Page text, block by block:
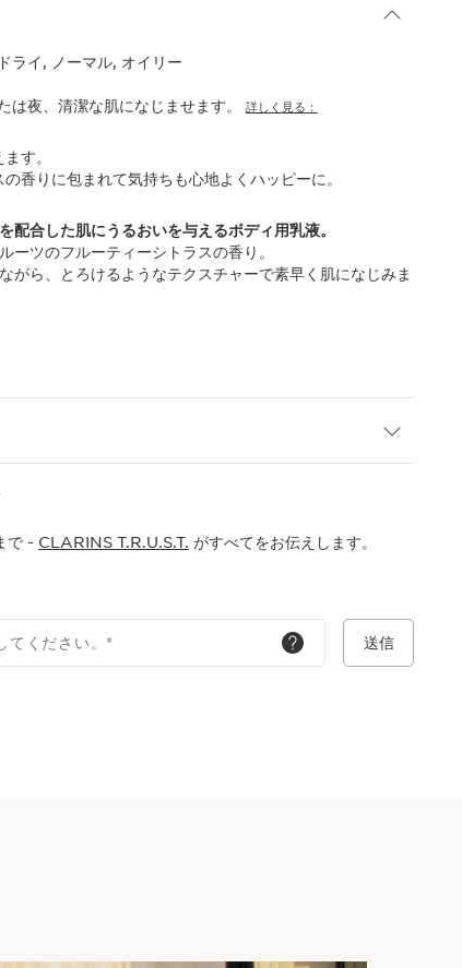
ライ, ノーマル, オイリー
は夜、清潔な肌になじませます。 詳しく見る：
す。
香りに包まれて気持ちも心地よくハッピーに。
配合した肌にうるおいを与えるボディ用乳液。
ーツのフルーティーシトラスの香り。
がら、とろけるようなテクスチャーで素早く肌になじみま
で - CLARINS T.R.U.S.T. がすべてをお伝えします。
ください。 * 送信